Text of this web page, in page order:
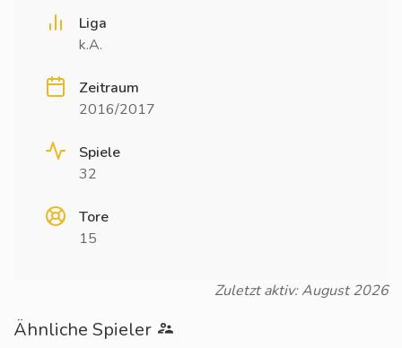
Liga
k.A.
Zeitraum
2016/2017
Spiele
32
Tore
15
Zuletzt aktiv: August 2026
Ähnliche Spieler